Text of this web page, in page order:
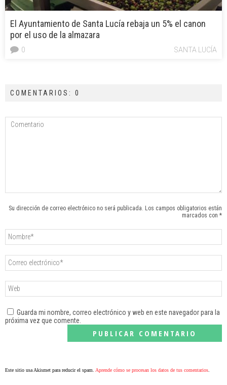
El Ayuntamiento de Santa Lucía rebaja un 5% el canon
por el uso de la almazara
SANTA LUCÍA
0
COMENTARIOS: 0
Su dirección de correo electrónico no será publicada. Los campos obligatorios están
marcados con *
Guarda mi nombre, correo electrónico y web en este navegador para la
próxima vez que comente.
Este sitio usa Akismet para reducir el spam. Aprende cómo se procesan los datos de tus comentarios